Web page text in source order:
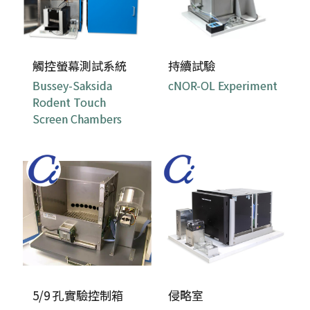
觸控螢幕測試系統
Bussey-Saksida
Rodent Touch
Screen Chambers
持續試驗
cNOR-OL Experiment
5/9 孔實驗控制箱 侵略室